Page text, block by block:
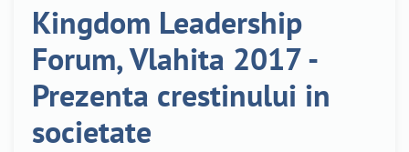
Kingdom Leadership
Forum, Vlahita 2017 -
Prezenta crestinului in
societate